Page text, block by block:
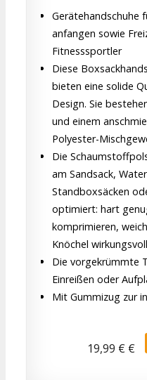
Gerätehandschuhe
anfangen sowie
Fitnesssportler
Diese
bieten eine solide
Design. Sie
und einem
Polyester-
Die
am Sandsack,
Standboxsäcken
optimiert: hart
komprimieren,
Knöchel
Die vorgekrümmte
Einreißen oder
Mit Gummizug zur
19,99 € €